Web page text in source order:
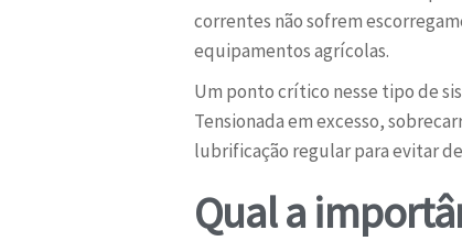
correntes não sofrem
equipamentos agrícolas.
Um ponto crítico nesse tipo de
Tensionada em excesso,
lubrificação regular para evitar
Qual a